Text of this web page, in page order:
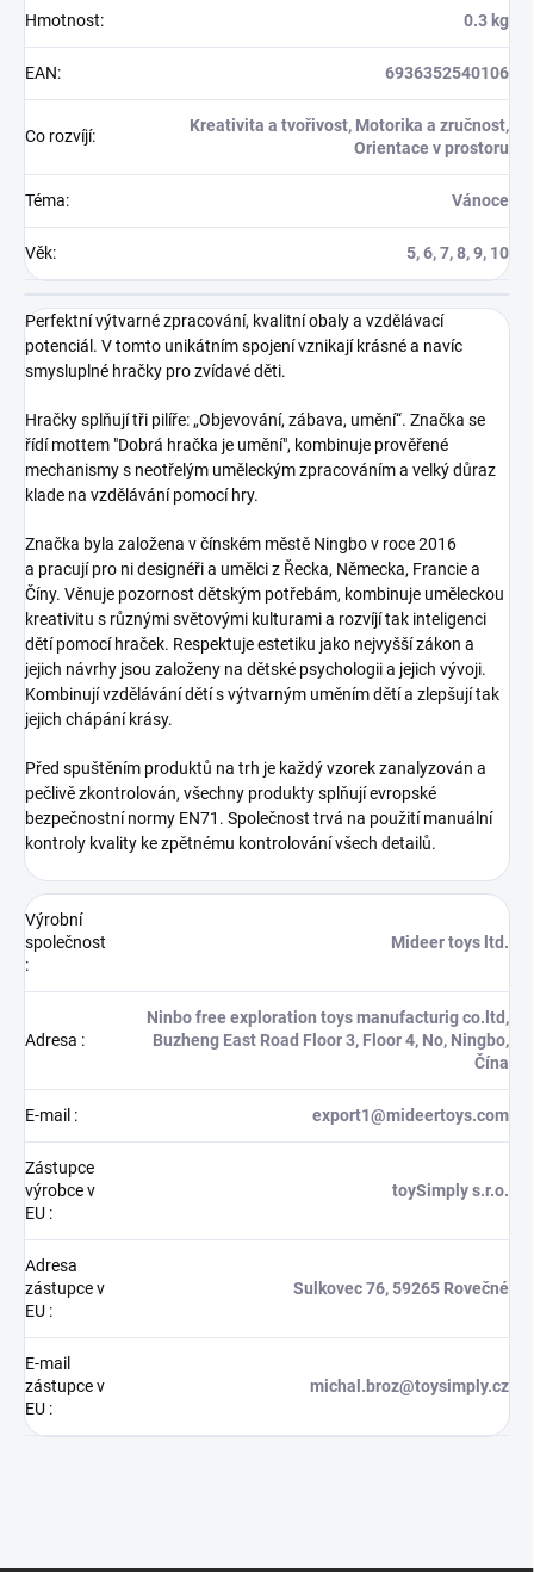
Hmotnost: 0.3 kg
EAN: 6936352540106
Co rozvíjí:
Kreativita a tvořivost, Motorika a zručnost,
Orientace v prostoru
Téma: Vánoce
Věk: 5, 6, 7, 8, 9, 10
Perfektní výtvarné zpracování, kvalitní obaly a vzdělávací
potenciál. V tomto unikátním spojení vznikají krásné a navíc
smysluplné hračky pro zvídavé děti.
Hračky splňují tři pilíře: „Objevování, zábava, umění“. Značka se
řídí mottem "Dobrá hračka je umění", kombinuje prověřené
mechanismy s neotřelým uměleckým zpracováním a velký důraz
klade na vzdělávání pomocí hry.
Značka byla založena v čínském městě Ningbo v roce 2016
a pracují pro ni designéři a umělci z Řecka, Německa, Francie a
Číny. Věnuje pozornost dětským potřebám, kombinuje uměleckou
kreativitu s různými světovými kulturami a rozvíjí tak inteligenci
dětí pomocí hraček. Respektuje estetiku jako nejvyšší zákon a
jejich návrhy jsou založeny na dětské psychologii a jejich vývoji.
Kombinují vzdělávání dětí s výtvarným uměním dětí a zlepšují tak
jejich chápání krásy.
Před spuštěním produktů na trh je každý vzorek zanalyzován a
pečlivě zkontrolován, všechny produkty splňují evropské
bezpečnostní normy EN71. Společnost trvá na použití manuální
kontroly kvality ke zpětnému kontrolování všech detailů.
Výrobní
společnost
:
Mideer toys ltd.
Adresa :
Ninbo free exploration toys manufacturig co.ltd,
Buzheng East Road Floor 3, Floor 4, No, Ningbo,
Čína
E-mail : export1@mideertoys.com
Zástupce
výrobce v
EU :
toySimply s.r.o.
Adresa
zástupce v
EU :
Sulkovec 76, 59265 Rovečné
E-mail
zástupce v
EU :
michal.broz@toysimply.cz